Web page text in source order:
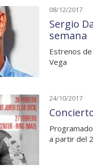
08/12/2017
Sergio
semana
Estrenos
Vega
24/10/2017
a partir del